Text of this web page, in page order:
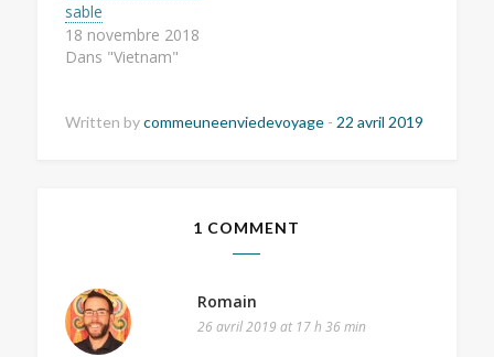
sable
18 novembre 2018
Dans "Vietnam"
Written bycommeuneenviedevoyage - 22 avril 2019
1 COMMENT
Romain
26 avril 2019 at 17 h 36 min